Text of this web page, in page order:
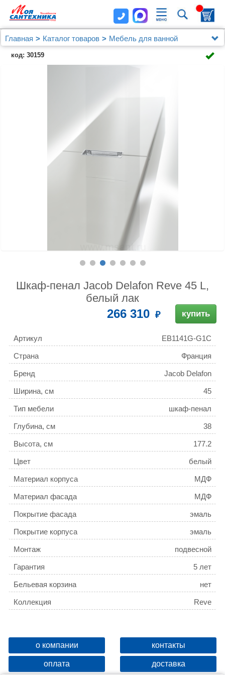
Главная Каталог товаров
Мебель для ванной
Шкафы - пеналы
Шкаф-пенал Jacob Delafon Reve 45 L, белый лак
код: 30159
Шкаф-пенал Jacob Delafon Reve 45 L,
белый лак
266 310 купить
Артикул EB1141G-G1C
Страна Франция
Бренд Jacob Delafon
Ширина, см 45
Тип мебели шкаф-пенал
Глубина, см 38
Высота, см 177.2
Цвет белый
Материал корпуса МДФ
Материал фасада МДФ
Покрытие фасада эмаль
Покрытие корпуса эмаль
Монтаж подвесной
Гарантия 5 лет
Бельевая корзина нет
Коллекция Reve
о компании контакты
оплата доставка